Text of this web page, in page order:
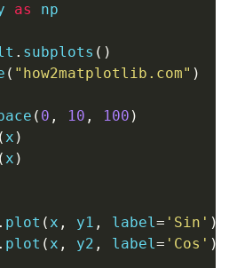
as np
. subplots ( )
( "how2matplotlib.com" )
( 0 , 10 , 100 )
( x )
( x )
. plot ( x , y1 , label= 'Sin' )
. plot ( x , y2 , label= 'Cos' )